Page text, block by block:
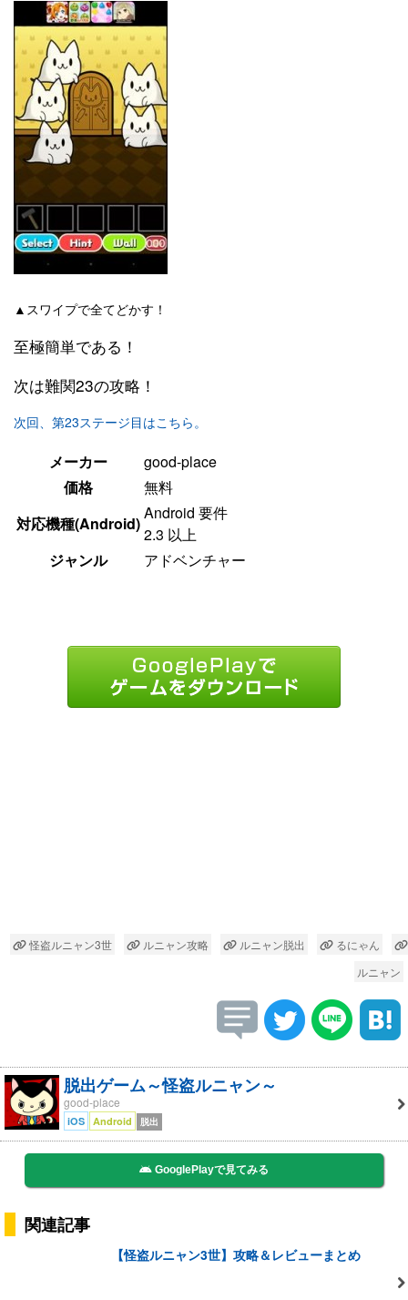
▲スワイプで全てどかす！
至極簡単である！
次は難関23の攻略！
次回、第23ステージ目はこちら。
メーカー
good-place
価格
無料
対応機種(Android)
Android 要件
2.3 以上
ジャンル
アドベンチャー
怪盗ルニャン3世 ルニャン攻略 ルニャン脱出
るにゃん
ルニャン
脱出ゲーム～怪盗ルニャン～
good-place
iOS Android 脱出
GooglePlayで見てみる
関連記事
【怪盗ルニャン3世】攻略＆レビューまとめ